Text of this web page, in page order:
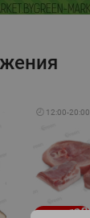
🕘 12:00-20:00